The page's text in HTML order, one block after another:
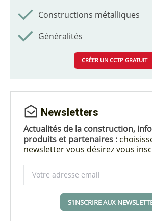
Constructions métalliques
Généralités
CRÉER UN CCTP GRATUIT
Newsletters
Actualités de la construction,
produits et partenaires :
newsletter vous désirez vous
S'INSCRIRE AUX